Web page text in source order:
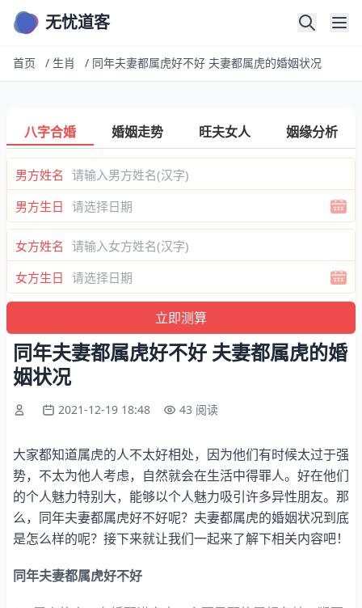
无忧道客
首页 / 生肖 / 同年夫妻都属虎好不好 夫妻都属虎的婚姻状况
八字合婚 婚姻走势 旺夫女人 姻缘分析
男方姓名
男方生日
女方姓名
女方生日
同年夫妻都属虎好不好 夫妻都属虎的婚
姻状况
2021-12-19 18:48 43 阅读
大家都知道属虎的人不太好相处，因为他们有时候太过于强
势，不太为他人考虑，自然就会在生活中得罪人。好在他们
的个人魅力特别大，能够以个人魅力吸引许多异性朋友。那
么，同年夫妻都属虎好不好呢？夫妻都属虎的婚姻状况到底
是怎么样的呢？接下来就让我们一起来了解下相关内容吧！
同年夫妻都属虎好不好